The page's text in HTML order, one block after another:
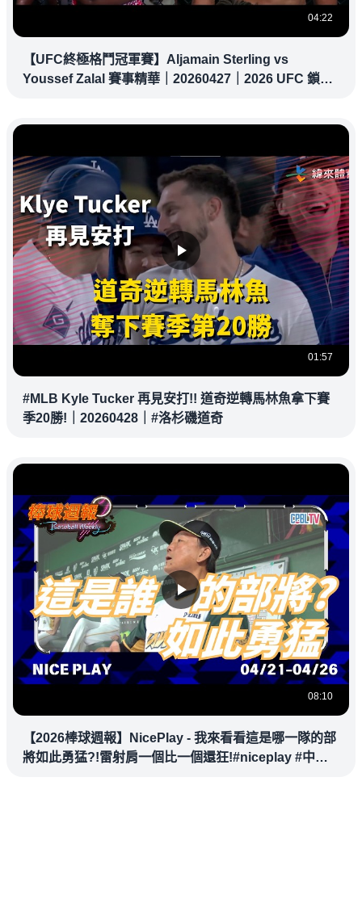
04:22
【UFC終極格鬥冠軍賽】Aljamain Sterling vs
Youssef Zalal 賽事精華｜20260427｜2026 UFC 鎖定
01:57
#MLB Kyle Tucker 再見安打!! 道奇逆轉馬林魚拿下賽
季20勝!｜20260428｜#洛杉磯道奇
08:10
【2026棒球週報】NicePlay - 我來看看這是哪一隊的部
將如此勇猛?!雷射肩一個比一個還狂!#niceplay #中華